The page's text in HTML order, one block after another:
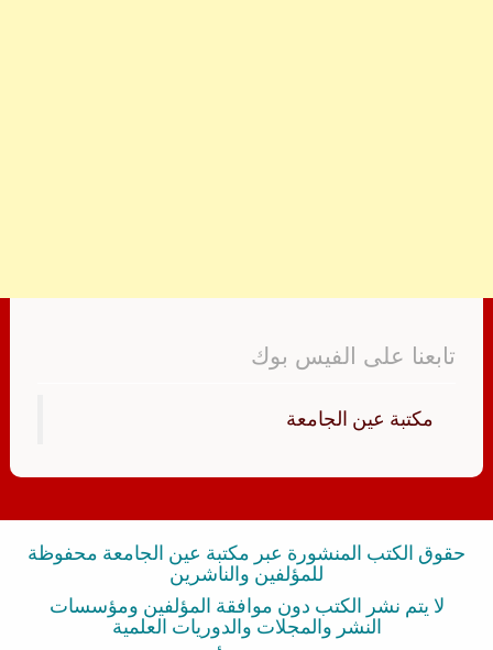
تابعنا على الفيس بوك
‏مكتبة عين الجامعة‏
حقوق الكتب المنشورة عبر مكتبة عين الجامعة محفوظة
للمؤلفين والناشرين
لا يتم نشر الكتب دون موافقة المؤلفين ومؤسسات
النشر والمجلات والدوريات العلمية